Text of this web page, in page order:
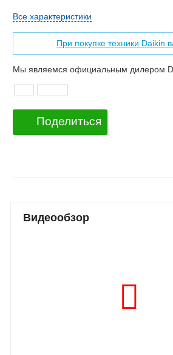
Все характеристики
При покупке техники Daikin
Мы являемся официальным дилером
Поделиться
Видеообзор